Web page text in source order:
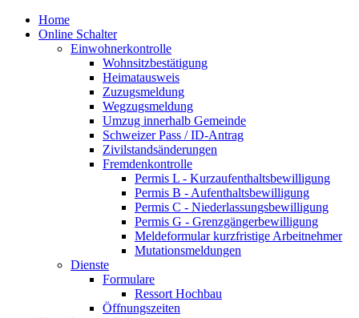
Home
Online Schalter
Einwohnerkontrolle
Wohnsitzbestätigung
Heimatausweis
Zuzugsmeldung
Wegzugsmeldung
Umzug innerhalb Gemeinde
Schweizer Pass / ID-Antrag
Zivilstandsänderungen
Fremdenkontrolle
Permis L - Kurzaufenthaltsbewilligung
Permis B - Aufenthaltsbewilligung
Permis C - Niederlassungsbewilligung
Permis G - Grenzgängerbewilligung
Meldeformular kurzfristige Arbeitnehmer
Mutationsmeldungen
Dienste
Formulare
Ressort Hochbau
Öffnungszeiten